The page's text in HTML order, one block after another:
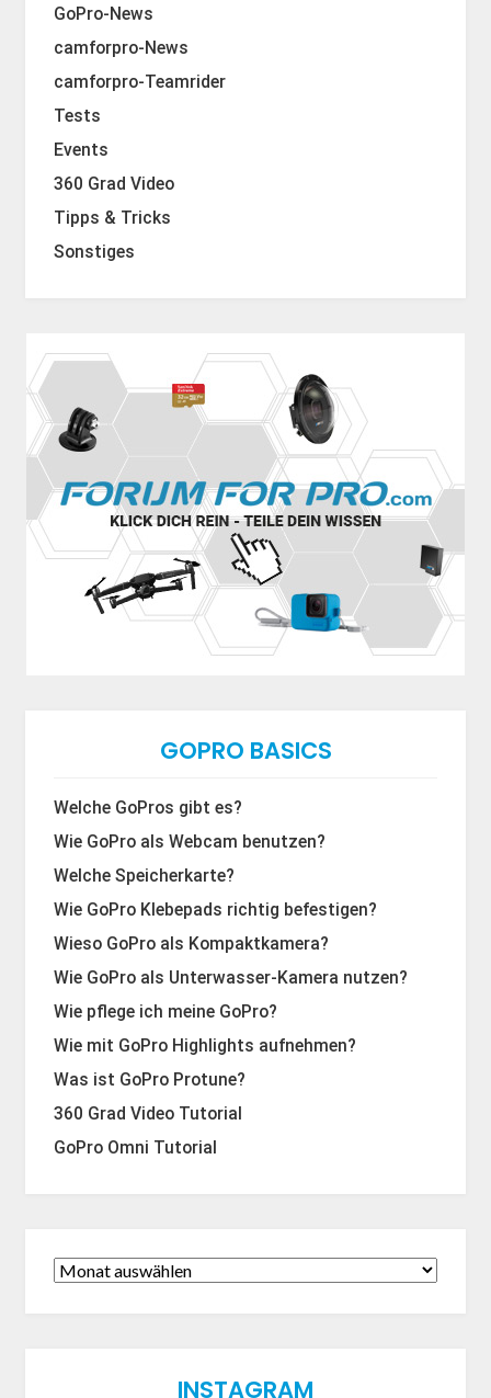
GoPro-News
camforpro-News
camforpro-Teamrider
Tests
Events
360 Grad Video
Tipps & Tricks
Sonstiges
GOPRO BASICS
Welche GoPros gibt es?
Wie GoPro als Webcam benutzen?
Welche Speicherkarte?
Wie GoPro Klebepads richtig befestigen?
Wieso GoPro als Kompaktkamera?
Wie GoPro als Unterwasser-Kamera nutzen?
Wie pflege ich meine GoPro?
Wie mit GoPro Highlights aufnehmen?
Was ist GoPro Protune?
360 Grad Video Tutorial
GoPro Omni Tutorial
INSTAGRAM